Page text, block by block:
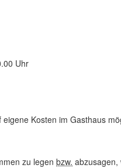
Uhr
Kosten im Gasthaus
zu legen bzw. abzusagen,